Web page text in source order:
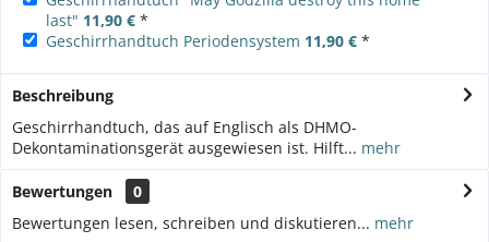
last" 11,90 € *
Geschirrhandtuch Periodensystem 11,90 € *
Beschreibung
Geschirrhandtuch, das auf Englisch als DHMO-
Dekontaminationsgerät ausgewiesen ist. Hilft... mehr
Bewertungen
0
Bewertungen lesen, schreiben und diskutieren... mehr